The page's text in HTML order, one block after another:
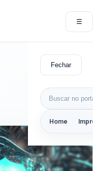
☰
Fechar
Buscar por:
Home